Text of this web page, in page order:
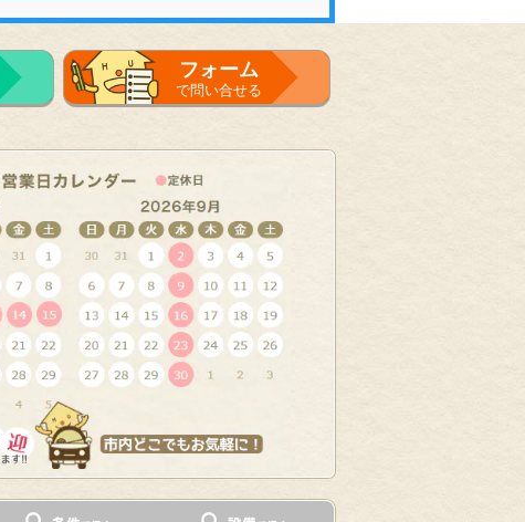
フォーム
で問い合せる